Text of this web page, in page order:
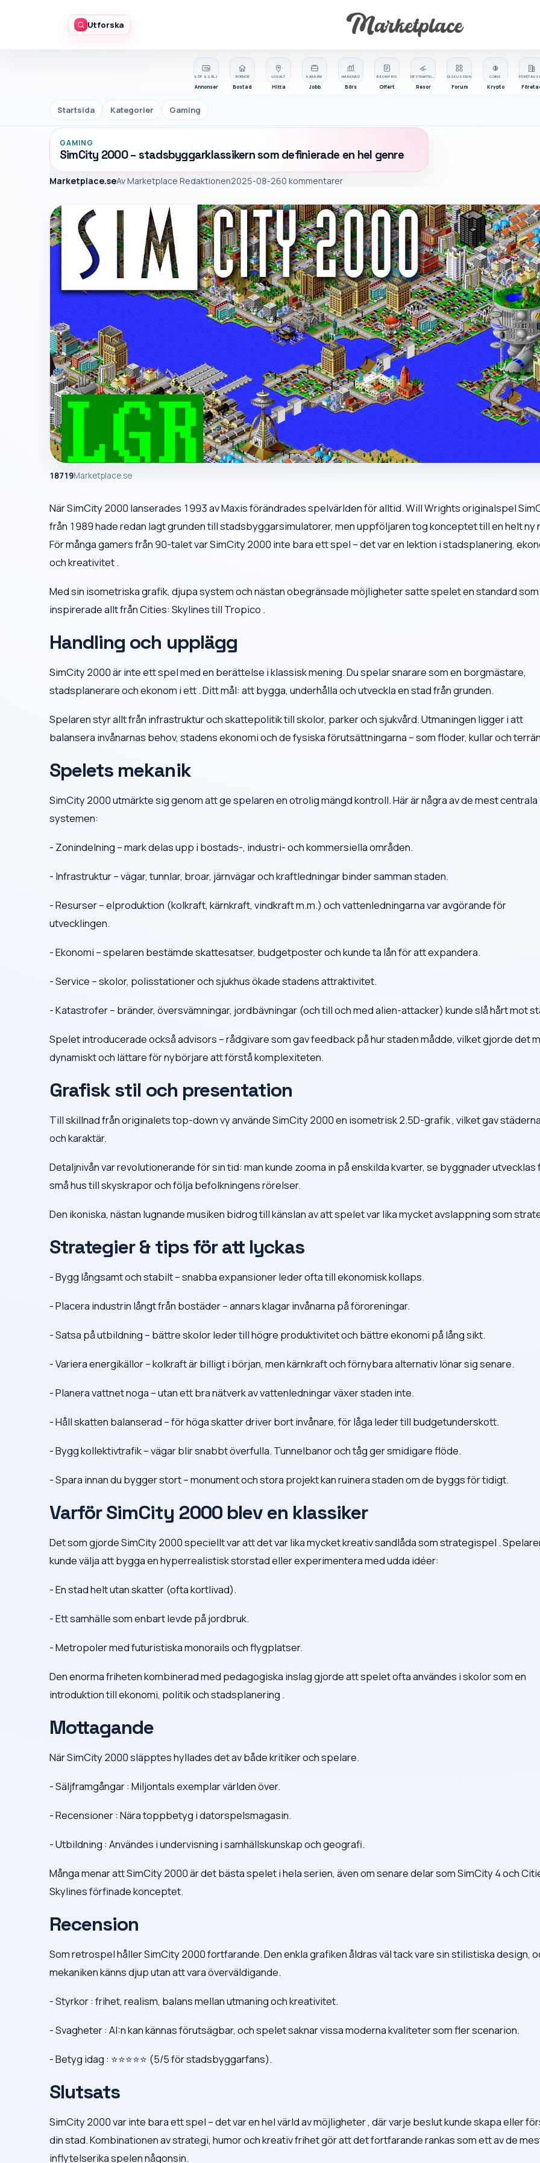
Utforska
KÖP & SÄLJ
Annonser
BOENDE
Bostad
BE OM PRIS
Offert
MARKNAD
Börs
LOKALT
Hitta
KARRIÄR
Jobb Resor
COINS
Krypto
DISKUSSION
Forum
Startsida Kategorier Gaming
GAMING
SimCity 2000 – stadsbyggarklassikern som definierade en hel genre
Marketplace.seAvMarketplace Redaktionen2025-08-260 kommentarer
18719Marketplace.se
När SimCity 2000 lanserades 1993 av Maxis förändrades spelvärlden för alltid. Will Wrights originalspel
från 1989 hade redan lagt grunden till stadsbyggarsimulatorer, men uppföljaren tog konceptet till en helt ny
För många gamers från 90-talet var SimCity 2000 inte bara ett spel – det var en lektion i stadsplanering,
och kreativitet .
Med sin isometriska grafik, djupa system och nästan obegränsade möjligheter satte spelet en standard som
inspirerade allt från Cities: Skylines till Tropico .
Handling och upplägg
SimCity 2000 är inte ett spel med en berättelse i klassisk mening. Du spelar snarare som en borgmästare,
stadsplanerare och ekonom i ett . Ditt mål: att bygga, underhålla och utveckla en stad från grunden.
Spelaren styr allt från infrastruktur och skattepolitik till skolor, parker och sjukvård. Utmaningen ligger i att
balansera invånarnas behov, stadens ekonomi och de fysiska förutsättningarna – som floder, kullar och
Spelets mekanik
SimCity 2000 utmärkte sig genom att ge spelaren en otrolig mängd kontroll. Här är några av de mest centrala
systemen:
- Zonindelning – mark delas upp i bostads-, industri- och kommersiella områden.
- Infrastruktur – vägar, tunnlar, broar, järnvägar och kraftledningar binder samman staden.
- Resurser – elproduktion (kolkraft, kärnkraft, vindkraft m.m.) och vattenledningarna var avgörande för
utvecklingen.
- Ekonomi – spelaren bestämde skattesatser, budgetposter och kunde ta lån för att expandera.
- Service – skolor, polisstationer och sjukhus ökade stadens attraktivitet.
- Katastrofer – bränder, översvämningar, jordbävningar (och till och med alien-attacker) kunde slå hårt mot
Spelet introducerade också advisors – rådgivare som gav feedback på hur staden mådde, vilket gjorde det
dynamiskt och lättare för nybörjare att förstå komplexiteten.
Grafisk stil och presentation
Till skillnad från originalets top-down vy använde SimCity 2000 en isometrisk 2.5D-grafik , vilket gav
och karaktär.
Detaljnivån var revolutionerande för sin tid: man kunde zooma in på enskilda kvarter, se byggnader utvecklas
små hus till skyskrapor och följa befolkningens rörelser.
Den ikoniska, nästan lugnande musiken bidrog till känslan av att spelet var lika mycket avslappning som
Strategier & tips för att lyckas
- Bygg långsamt och stabilt – snabba expansioner leder ofta till ekonomisk kollaps.
- Placera industrin långt från bostäder – annars klagar invånarna på föroreningar.
- Satsa på utbildning – bättre skolor leder till högre produktivitet och bättre ekonomi på lång sikt.
- Variera energikällor – kolkraft är billigt i början, men kärnkraft och förnybara alternativ lönar sig senare.
- Planera vattnet noga – utan ett bra nätverk av vattenledningar växer staden inte.
- Håll skatten balanserad – för höga skatter driver bort invånare, för låga leder till budgetunderskott.
- Bygg kollektivtrafik – vägar blir snabbt överfulla. Tunnelbanor och tåg ger smidigare flöde.
- Spara innan du bygger stort – monument och stora projekt kan ruinera staden om de byggs för tidigt.
Varför SimCity 2000 blev en klassiker
Det som gjorde SimCity 2000 speciellt var att det var lika mycket kreativ sandlåda som strategispel .
kunde välja att bygga en hyperrealistisk storstad eller experimentera med udda idéer:
- En stad helt utan skatter (ofta kortlivad).
- Ett samhälle som enbart levde på jordbruk.
- Metropoler med futuristiska monorails och flygplatser.
Den enorma friheten kombinerad med pedagogiska inslag gjorde att spelet ofta användes i skolor som en
introduktion till ekonomi, politik och stadsplanering .
Mottagande
När SimCity 2000 släpptes hyllades det av både kritiker och spelare.
- Säljframgångar : Miljontals exemplar världen över.
- Recensioner : Nära toppbetyg i datorspelsmagasin.
- Utbildning : Användes i undervisning i samhällskunskap och geografi.
Många menar att SimCity 2000 är det bästa spelet i hela serien, även om senare delar som SimCity 4 och
Skylines förfinade konceptet.
Recension
Som retrospel håller SimCity 2000 fortfarande. Den enkla grafiken åldras väl tack vare sin stilistiska design,
mekaniken känns djup utan att vara överväldigande.
- Styrkor : frihet, realism, balans mellan utmaning och kreativitet.
- Svagheter : AI:n kan kännas förutsägbar, och spelet saknar vissa moderna kvaliteter som fler scenarion.
- Betyg idag : ⭐⭐⭐⭐⭐ (5/5 för stadsbyggarfans).
Slutsats
SimCity 2000 var inte bara ett spel – det var en hel värld av möjligheter , där varje beslut kunde skapa eller
din stad. Kombinationen av strategi, humor och kreativ frihet gör att det fortfarande rankas som ett av de
inflytelserika spelen någonsin.